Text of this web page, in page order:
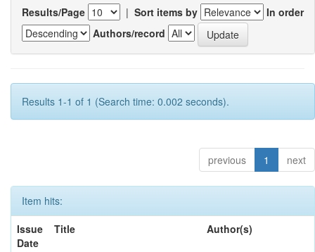
Results/Page | Sort items by
In order
Authors/record
Results 1-1 of 1 (Search time: 0.002 seconds).
previous 1 next
Item hits:
Issue
Date
Title Author(s)